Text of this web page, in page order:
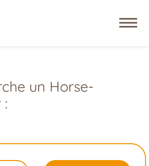
un Horse-